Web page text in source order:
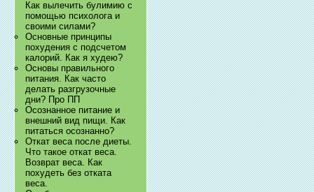
Как вылечить булимию с
помощью психолога и
своими силами?
Основные принципы
похудения с подсчетом
калорий. Как я худею?
Основы правильного
питания. Как часто
делать разгрузочные
дни? Про ПП
Осознанное питание и
внешний вид пищи. Как
питаться осознанно?
Откат веса после диеты.
Что такое откат веса.
Возврат веса. Как
похудеть без отката
веса.